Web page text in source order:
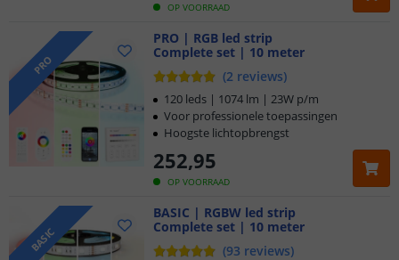
OP VOORRAAD
PRO
PRO | RGB led strip
Complete set | 10 meter
(2 reviews)
OP VOORRAAD
252,95
120 leds | 1074 lm | 23W p/m
Voor professionele toepassingen
Hoogste lichtopbrengst
BASIC
BASIC | RGBW led strip
Complete set | 10 meter
(93 reviews)